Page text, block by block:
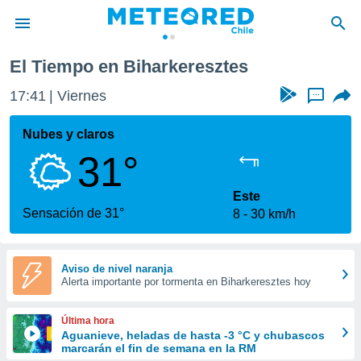
de
por
que se
calidad.
a este
las
y
forma
digital
basada
El Tiempo en Biharkeresztes
17:41 Viernes ...
Nubes y claros
31°
Sensación de 31°
Este
8
30 km/h
Aviso de nivel naranja
Alerta importante por tormenta en Biharkeresztes hoy
Última hora
Aguanieve, heladas de hasta -3 °C y chubascos
marcarán el fin de semana en la RM